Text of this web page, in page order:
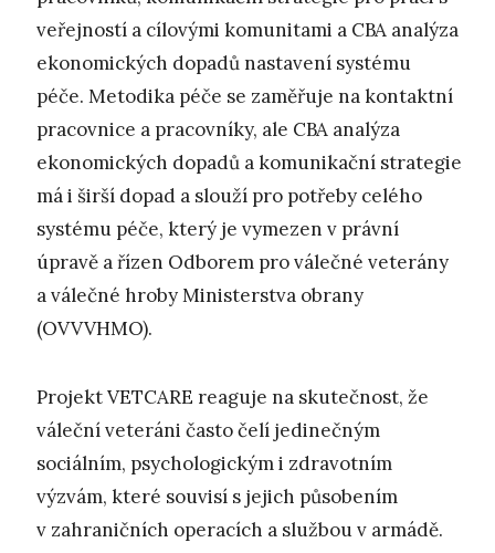
veřejností a cílovými komunitami a CBA analýza
ekonomických dopadů nastavení systému
péče. Metodika péče se zaměřuje na kontaktní
pracovnice a pracovníky, ale CBA analýza
ekonomických dopadů a komunikační strategie
má i širší dopad a slouží pro potřeby celého
systému péče, který je vymezen v právní
úpravě a řízen Odborem pro válečné veterány
a válečné hroby Ministerstva obrany
(OVVVHMO).
Projekt VETCARE reaguje na skutečnost, že
váleční veteráni často čelí jedinečným
sociálním, psychologickým i zdravotním
výzvám, které souvisí s jejich působením
v zahraničních operacích a službou v armádě.